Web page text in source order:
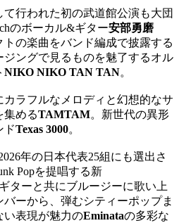
行われた初の武道館公演も大団
のボーカル&ギター安部勇磨
の楽曲をバンド編成で披露する
ングで見るものを魅了するオル
NIKO NIKO TAN TAN。
ラフルなメロディと幻想的なサ
集めるTAMTAM。新世代の異形
ドTexas 3000。
年の日本代表25組にも選出さ
Popを提唱する新
ターと共にブルージーに歌い上
ーから、弾むシティーポップま
い表現が魅力のEminataの多彩な